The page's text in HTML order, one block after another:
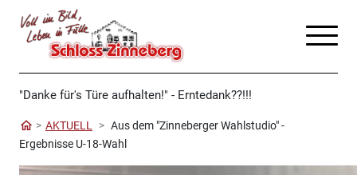
"Danke für's Türe aufhalten!" - Erntedank??!!!
AKTUELL
Aus dem "Zinneberger Wahlstudio" -
Ergebnisse U-18-Wahl